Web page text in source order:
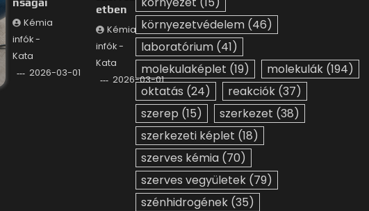
Kémia
infók -
Kata
2026-03-01
etben
Kémia
infók -
Kata
2026-03-01
környezetvédelem (46)
laboratórium (41)
molekulaképlet (19) molekulák (194)
oktatás (24) reakciók (37)
szerep (15) szerkezet (38)
szerkezeti képlet (18)
szerves kémia (70)
szerves vegyületek (79)
szénhidrogének (35)